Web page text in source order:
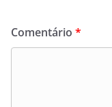
Comentário *